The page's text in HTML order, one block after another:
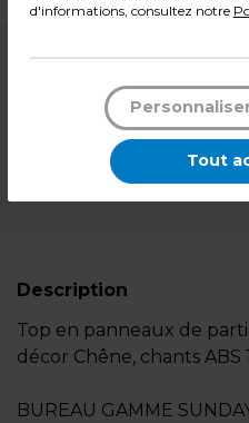
NOUS
Sur
Description
Top en panneaux de
décor Chêne, chants ABS
BUREAU GAMME
d'informations, consultez notre
Tout